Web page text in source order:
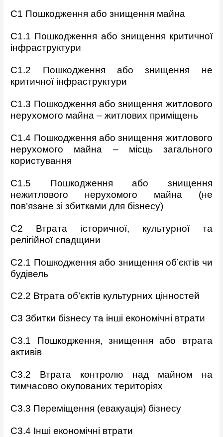
C1 Пошкодження або знищення майна
C1.1 Пошкодження або знищення критичної
інфраструктури
C1.2 Пошкодження або знищення не
критичної інфраструктури
C1.3 Пошкодження або знищення житлового
нерухомого майна –житлових приміщень
C1.4 Пошкодження або знищення житлового
нерухомого майна – місць загального
користування
C1.5 Пошкодження або знищення
нежитлового нерухомого майна (не
пов’язане зі збитками для бізнесу)
C2 Втрата історичної, культурної та
релігійної спадщини
C2.1 Пошкодження або знищення об’єктів чи
будівель
C2.2 Втрата об’єктів культурних цінностей
C3 Збитки бізнесу та інші економічні втрати
C3.1 Пошкодження, знищення або втрата
активів
C3.2 Втрата контролю над майном на
тимчасово окупованихтериторіях
C3.3 Переміщення (евакуація) бізнесу
C3.4 Інші економічні втрати